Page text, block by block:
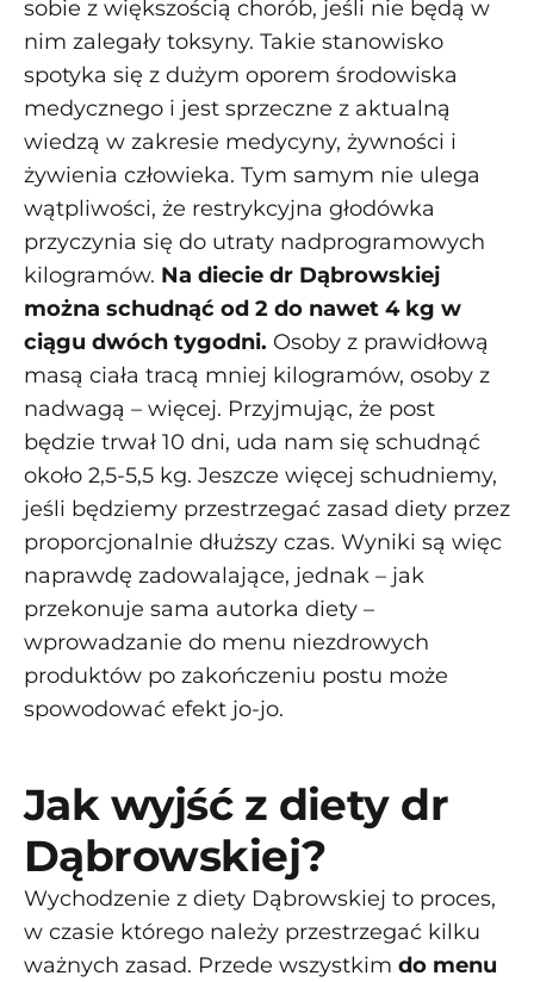
sobie z większością chorób, jeśli nie będą w
nim zalegały toksyny. Takie stanowisko
spotyka się z dużym oporem środowiska
medycznego i jest sprzeczne z aktualną
wiedzą w zakresie medycyny, żywności i
żywienia człowieka. Tym samym nie ulega
wątpliwości, że restrykcyjna głodówka
przyczynia się do utraty nadprogramowych
kilogramów. Na diecie dr Dąbrowskiej
można schudnąć od 2 do nawet 4 kg w
ciągu dwóch tygodni. Osoby z prawidłową
masą ciała tracą mniej kilogramów, osoby z
nadwagą – więcej. Przyjmując, że post
będzie trwał 10 dni, uda nam się schudnąć
około 2,5-5,5 kg. Jeszcze więcej schudniemy,
jeśli będziemy przestrzegać zasad diety przez
proporcjonalnie dłuższy czas. Wyniki są więc
naprawdę zadowalające, jednak – jak
przekonuje sama autorka diety –
wprowadzanie do menu niezdrowych
produktów po zakończeniu postu może
spowodować efekt jo-jo.
Jak wyjść z diety dr
Dąbrowskiej?
Wychodzenie z diety Dąbrowskiej to proces,
w czasie którego należy przestrzegać kilku
ważnych zasad. Przede wszystkim do menu